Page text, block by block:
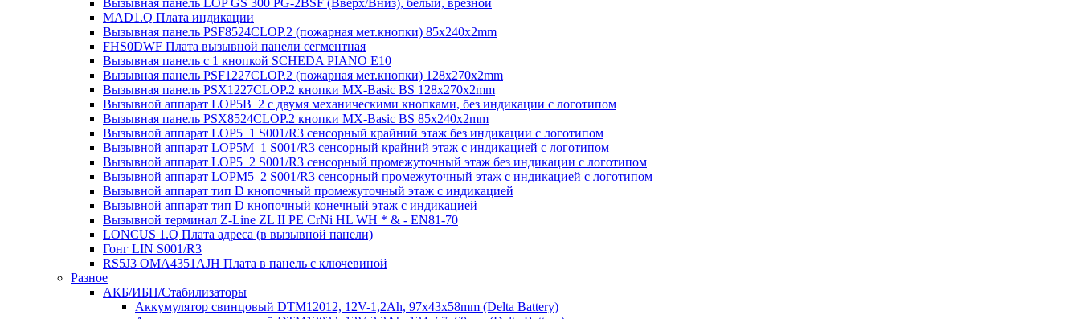
Вызывная панель LOP GS 300 PG-2BSF (Вверх/Вниз), белый, врезной
MAD1.Q Плата индикации
Вызывная панель PSF8524CLOP.2 (пожарная мет.кнопки) 85х240х2mm
FHS0DWF Плата вызывной панели сегментная
Вызывная панель с 1 кнопкой SCHEDA PIANO E10
Вызывная панель PSF1227CLOP.2 (пожарная мет.кнопки) 128х270х2mm
Вызывная панель PSX1227CLOP.2 кнопки MX-Basic BS 128х270х2mm
Вызывной аппарат LOP5B_2 с двумя механическими кнопками, без индикации с логотипом
Вызывная панель PSX8524CLOP.2 кнопки MX-Basic BS 85х240х2mm
Вызывной аппарат LOP5_1 S001/R3 сенсорный крайний этаж без индикации с логотипом
Вызывной аппарат LOP5M_1 S001/R3 сенсорный крайний этаж с индикацией с логотипом
Вызывной аппарат LOP5_2 S001/R3 сенсорный промежуточный этаж без индикации с логотипом
Вызывной аппарат LOPM5_2 S001/R3 сенсорный промежуточный этаж с индикацией с логотипом
Вызывной аппарат тип D кнопочный промежуточный этаж с индикацией
Вызывной аппарат тип D кнопочный конечный этаж с индикацией
Вызывной терминал Z-Line ZL II PE CrNi HL WH * & - EN81-70
LONCUS 1.Q Плата адреса (в вызывной панели)
Гонг LIN S001/R3
RS5J3 OMA4351AJH Плата в панель с ключевиной
Разное
АКБ/ИБП/Стабилизаторы
Аккумулятор свинцовый DTM12012, 12V-1,2Ah, 97х43х58mm (Delta Battery)